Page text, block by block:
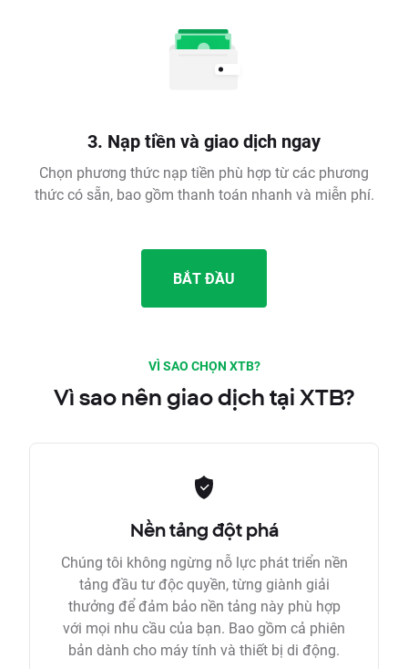
3. Nạp tiền và giao dịch ngay
Chọn phương thức nạp tiền phù hợp từ các phương
thức có sẵn, bao gồm thanh toán nhanh và miễn phí.
BẮT ĐẦU
VÌ SAO CHỌN XTB?
Vì sao nên giao dịch tại XTB?
Nền tảng đột phá
Chúng tôi không ngừng nỗ lực phát triển nền
tảng đầu tư độc quyền, từng giành giải
thưởng để đảm bảo nền tảng này phù hợp
với mọi nhu cầu của bạn. Bao gồm cả phiên
bản dành cho máy tính và thiết bị di động.